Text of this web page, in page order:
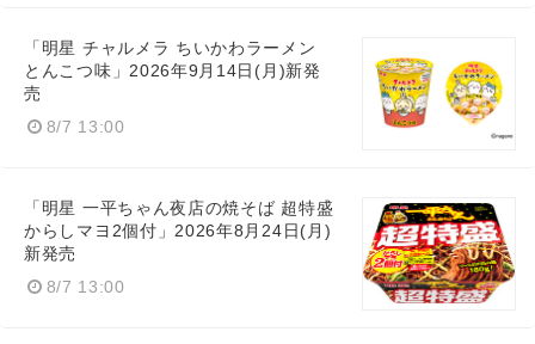
「明星 チャルメラ ちいかわラーメン
とんこつ味」2026年9月14日(月)新発
売
8/7 13:00
「明星 一平ちゃん夜店の焼そば 超特盛
からしマヨ2個付」2026年8月24日(月)
新発売
8/7 13:00